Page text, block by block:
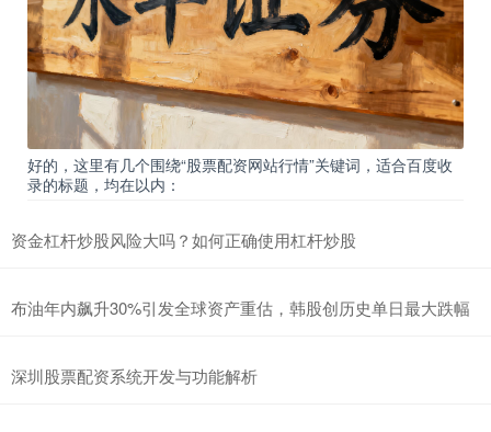
好的，这里有几个围绕“股票配资网站行情”关键词，适合百度收
录的标题，均在以内：
资金杠杆炒股风险大吗？如何正确使用杠杆炒股
布油年内飙升30%引发全球资产重估，韩股创历史单日最大跌幅
深圳股票配资系统开发与功能解析